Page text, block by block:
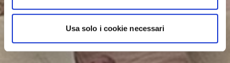
Usa solo i cookie necessari